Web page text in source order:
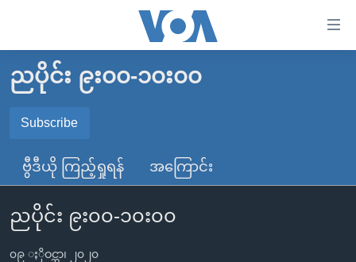
လွယ်ကူ
စေ
သည့်
Link
များ
ပင်မ
အကြောင်းအရာ
သို့
မူလစာမျက်နှာ
နိုင်ငံတကာ
တရုတ်
အစ္စရေး-ပါလက်စတိုင်း
ဗွီဒီယို
ရပ်ဝန်းတခု လမ်းတခု အလွန်
အင်္ဂလိပ်စာလေ့လာမယ်
ညပိုင်း ၉း၀၀-၁၀း၀၀
Subscribe
Spotify
ဗွီဒီယို ကြည့်ရှုရန် အကြောင်း
ညပိုင်း ၉း၀၀-၁၀း၀၀
၀၉ ႏိုဝင္ဘာ၊ ၂၀၂၀